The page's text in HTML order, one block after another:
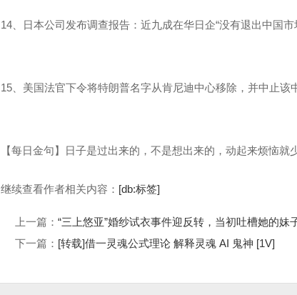
14、日本公司发布调查报告：近九成在华日企“没有退出中国市
15、美国法官下令将特朗普名字从肯尼迪中心移除，并中止该
【每日金句】日子是过出来的，不是想出来的，动起来烦恼就
继续查看作者相关内容： [db:标签]
上一篇： “三上悠亚”婚纱试衣事件迎反转，当初吐槽她的妹
下一篇： [转载]借一灵魂公式理论‬ 解释灵魂 AI 鬼神 [1V]